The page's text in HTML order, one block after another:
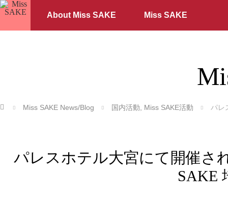
About Miss SAKE Miss SAKE
ホーム Miss SAKE News/Blog 国内活動 Miss SAKE活動 パレ
パレスホテル大宮にて開催さ
SAKE